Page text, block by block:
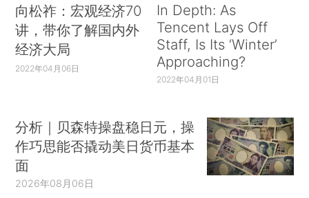
向松祚：宏观经济70
讲，带你了解国内外
经济大局
2022年04月06日
In Depth: As
Tencent Lays Off
Staff, Is Its ‘Winter’
Approaching?
2022年04月01日
分析｜贝森特操盘稳日元，操
作巧思能否撬动美日货币基本
面
2026年08月06日